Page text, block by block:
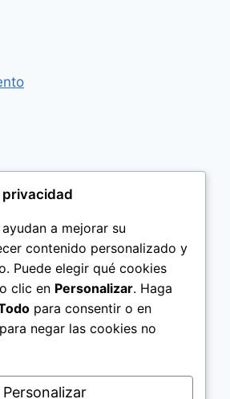
privacidad
a mejorar su
contenido personalizado y
Puede elegir qué cookies
clic en Personalizar. Haga
para consentir o en
para negar las cookies no
Personalizar